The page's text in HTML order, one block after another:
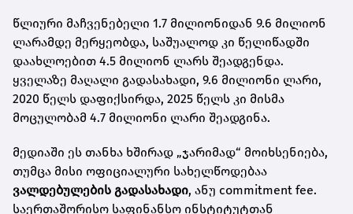
წლიური მაჩვენებელი 1.7 მილიონიდან 9.6 მილიონ
ლარამდე მერყეობდა, საშუალოდ კი წელიწადში
დაახლოებით 4.5 მილიონ ლარს შეადგენდა.
ყველაზე მაღალი გადასახადი, 9.6 მილიონი ლარი,
2020 წელს დაფიქსირდა, 2025 წელს კი მისმა
მოცულობამ 4.7 მილიონი ლარი შეადგინა.
მედიაში ეს თანხა ხშირად „ჯარიმად“ მოიხსენიება,
თუმცა მისი ოფიციალური სახელწოდებაა
ვალდებულების გადასახადი, ანუ commitment fee.
საერთაშორისო საფინანსო ინსტიტუტთან